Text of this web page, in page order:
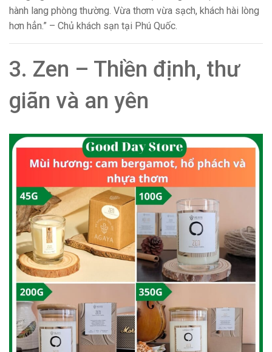
hành lang phòng thường. Vừa thơm vừa sạch, khách hài lòng
hơn hẳn.” – Chủ khách sạn tại Phú Quốc.
3. Zen – Thiền định, thư
giãn và an yên